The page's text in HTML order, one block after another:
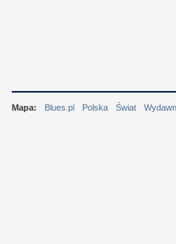
Mapa: Blues.pl Polska Świat